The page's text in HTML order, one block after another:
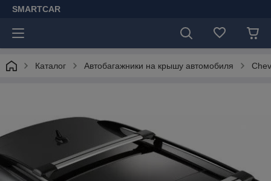
SMARTCAR
Каталог Автобагажники на крышу автомобиля